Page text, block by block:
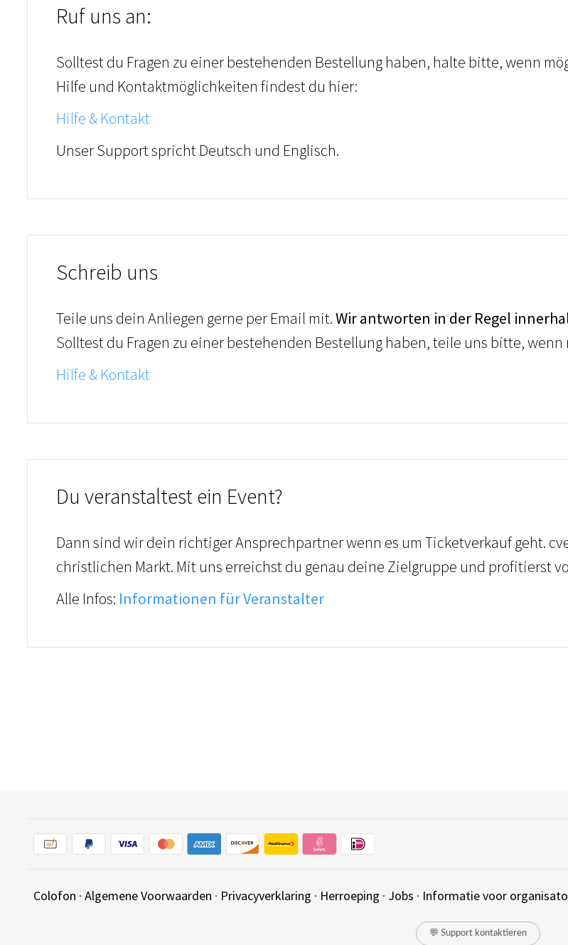
Ruf uns an:
Solltest du Fragen zu einer bestehenden Bestellung haben, halte bitte, wenn
Hilfe und Kontaktmöglichkeiten findest du hier:
Hilfe & Kontakt
Unser Support spricht Deutsch und Englisch.
Schreib uns
Teile uns dein Anliegen gerne per Email mit.Wir antworten in der Regel
Solltest du Fragen zu einer bestehenden Bestellung haben, teile uns bitte,
Hilfe & Kontakt
Du veranstaltest ein Event?
Dann sind wir dein richtiger Ansprechpartner wenn es um Ticketverkauf geht.
christlichen Markt. Mit uns erreichst du genau deine Zielgruppe und profitierst
Alle Infos: Informationen für Veranstalter
Colofon · Algemene Voorwaarden · Privacyverklaring · Herroeping · Jobs · Informatie voor
💬 Support kontaktieren